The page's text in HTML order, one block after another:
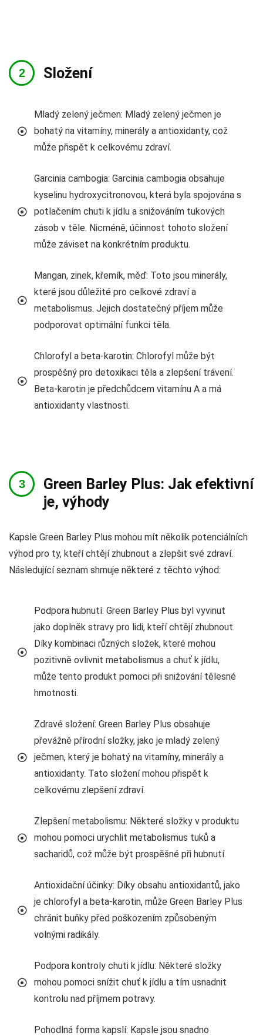
Složení
Mladý zelený ječmen: Mladý zelený ječmen je
bohatý na vitamíny, minerály a antioxidanty, což
může přispět k celkovému zdraví.
Garcinia cambogia: Garcinia cambogia obsahuje
kyselinu hydroxycitronovou, která byla spojována s
potlačením chuti k jídlu a snižováním tukových
zásob v těle. Nicméně, účinnost tohoto složení
může záviset na konkrétním produktu.
Mangan, zinek, křemík, měď: Toto jsou minerály,
které jsou důležité pro celkové zdraví a
metabolismus. Jejich dostatečný příjem může
podporovat optimální funkci těla.
Chlorofyl a beta-karotin: Chlorofyl může být
prospěšný pro detoxikaci těla a zlepšení trávení.
Beta-karotin je předchůdcem vitamínu A a má
antioxidanty vlastnosti.
Green Barley Plus: Jak efektivní
je, výhody
Kapsle Green Barley Plus mohou mít několik potenciálních
výhod pro ty, kteří chtějí zhubnout a zlepšit své zdraví.
Následující seznam shrnuje některé z těchto výhod:
Podpora hubnutí: Green Barley Plus byl vyvinut
jako doplněk stravy pro lidi, kteří chtějí zhubnout.
Díky kombinaci různých složek, které mohou
pozitivně ovlivnit metabolismus a chuť k jídlu,
může tento produkt pomoci při snižování tělesné
hmotnosti.
Zdravé složení: Green Barley Plus obsahuje
převážně přírodní složky, jako je mladý zelený
ječmen, který je bohatý na vitamíny, minerály a
antioxidanty. Tato složení mohou přispět k
celkovému zlepšení zdraví.
Zlepšení metabolismu: Některé složky v produktu
mohou pomoci urychlit metabolismus tuků a
sacharidů, což může být prospěšné při hubnutí.
Antioxidační účinky: Díky obsahu antioxidantů, jako
je chlorofyl a beta-karotin, může Green Barley Plus
chránit buňky před poškozením způsobeným
volnými radikály.
Podpora kontroly chuti k jídlu: Některé složky
mohou pomoci snížit chuť k jídlu a tím usnadnit
kontrolu nad příjmem potravy.
Pohodlná forma kapslí: Kapsle jsou snadno